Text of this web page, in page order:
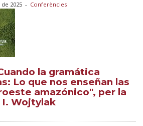
2025 - Conferències
la gramática
Lo que nos enseñan las
amazónico", per la
I. Wojtylak